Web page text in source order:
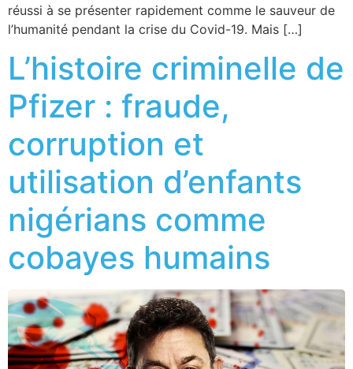
réussi à se présenter rapidement comme le sauveur de
l’humanité pendant la crise du Covid-19. Mais […]
L’histoire criminelle de
Pfizer : fraude,
corruption et
utilisation d’enfants
nigérians comme
cobayes humains